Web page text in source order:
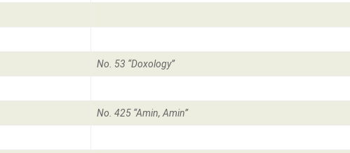
No. 53 “Doxology”
No. 425 “Amin, Amin”